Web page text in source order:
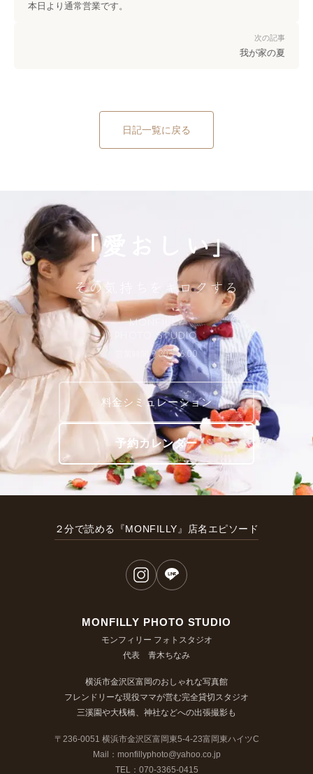
本日より通常営業です。
次の記事
我が家の夏
日記一覧に戻る
「愛おしい」
その気持ちをキロクする
MONFILLY
PHOTO STUDIO
営業時間 9:30〜16:00
料金シミュレーション
予約カレンダー
２分で読める『MONFILLY』店名エピソード
MONFILLY PHOTO STUDIO
モンフィリー フォトスタジオ
代表 青木ちなみ
横浜市金沢区富岡のおしゃれな写真館
フレンドリーな現役ママが営む完全貸切スタジオ
三溪園や大桟橋、神社などへの出張撮影も
〒236-0051 横浜市金沢区富岡東5-4-23富岡東ハイツC
Mail：monfillyphoto@yahoo.co.jp
TEL：070-3365-0415